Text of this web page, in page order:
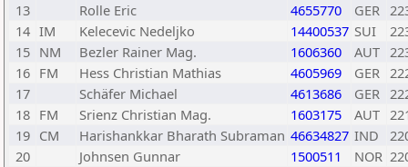
13
Rolle Eric 4655770 GER
14 IM Kelecevic Nedeljko 14400537 SUI
15 NM Bezler Rainer Mag. 1606360 AUT
16 FM Hess Christian Mathias 4605969 GER
17
Schäfer Michael 4613686 GER
18 FM Srienz Christian Mag. 1603175 AUT
19 CM Harishankkar Bharath Subraman 46634827 IND
20
Johnsen Gunnar 1500511 NOR